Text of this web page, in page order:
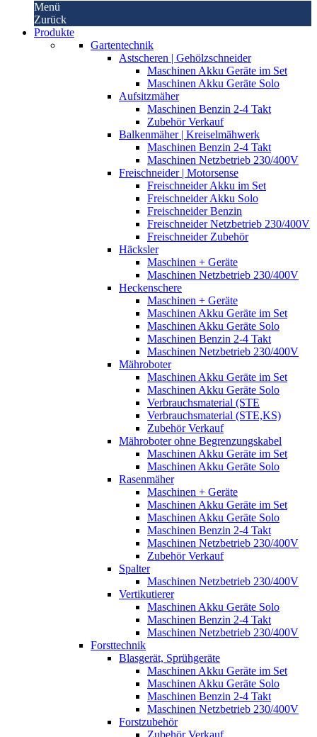
Menü
Zurück
Produkte
Gartentechnik
Astscheren | Gehölzschneider
Maschinen Akku Geräte im Set
Maschinen Akku Geräte Solo
Aufsitzmäher
Maschinen Benzin 2-4 Takt
Zubehör Verkauf
Balkenmäher | Kreiselmähwerk
Maschinen Benzin 2-4 Takt
Maschinen Netzbetrieb 230/400V
Freischneider | Motorsense
Freischneider Akku im Set
Freischneider Akku Solo
Freischneider Benzin
Freischneider Netzbetrieb 230/400V
Freischneider Zubehör
Häcksler
Maschinen + Geräte
Maschinen Netzbetrieb 230/400V
Heckenschere
Maschinen + Geräte
Maschinen Akku Geräte im Set
Maschinen Akku Geräte Solo
Maschinen Benzin 2-4 Takt
Maschinen Netzbetrieb 230/400V
Mähroboter
Maschinen Akku Geräte im Set
Maschinen Akku Geräte Solo
Verbrauchsmaterial (STE
Verbrauchsmaterial (STE,KS)
Zubehör Verkauf
Mähroboter ohne Begrenzungskabel
Maschinen Akku Geräte im Set
Maschinen Akku Geräte Solo
Rasenmäher
Maschinen + Geräte
Maschinen Akku Geräte im Set
Maschinen Akku Geräte Solo
Maschinen Benzin 2-4 Takt
Maschinen Netzbetrieb 230/400V
Zubehör Verkauf
Spalter
Maschinen Netzbetrieb 230/400V
Vertikutierer
Maschinen Akku Geräte Solo
Maschinen Benzin 2-4 Takt
Maschinen Netzbetrieb 230/400V
Forsttechnik
Blasgerät, Sprühgeräte
Maschinen Akku Geräte im Set
Maschinen Akku Geräte Solo
Maschinen Benzin 2-4 Takt
Maschinen Netzbetrieb 230/400V
Forstzubehör
Zubehör Verkauf